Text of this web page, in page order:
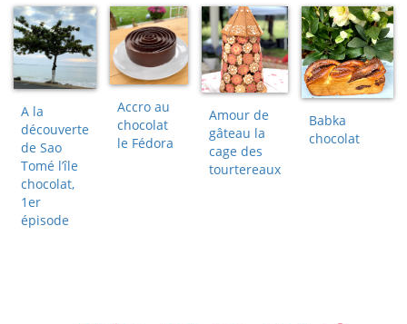
A la
découverte
de Sao
Tomé l’île
chocolat,
1er
épisode
Accro au
chocolat
le Fédora
Amour de
gâteau la
cage des
tourtereaux
Babka
chocolat